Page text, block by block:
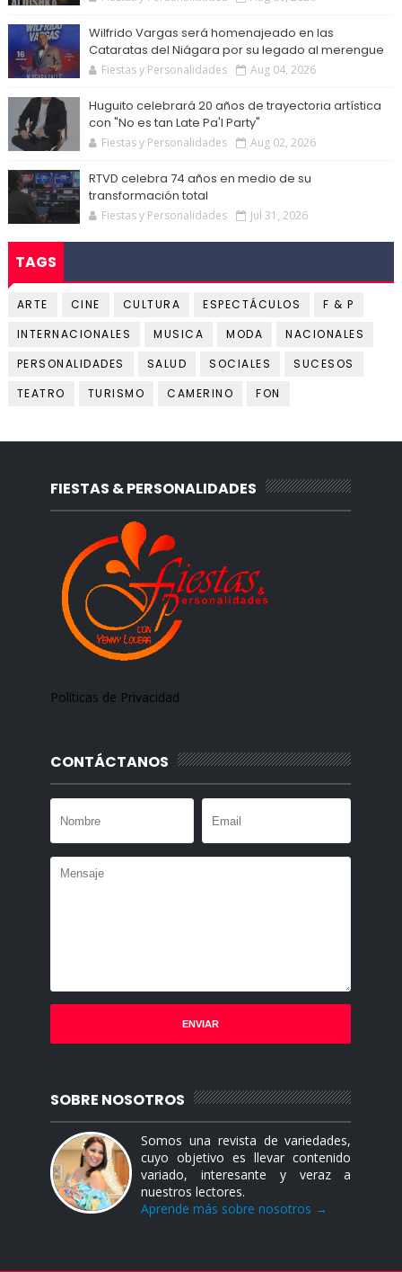
Wilfrido Vargas será homenajeado en las
Cataratas del Niágara por su legado al merengue
Fiestas y Personalidades Aug 04, 2026
Huguito celebrará 20 años de trayectoria artística
con "No es tan Late Pa'l Party"
Fiestas y Personalidades Aug 02, 2026
RTVD celebra 74 años en medio de su
transformación total
Fiestas y Personalidades Jul 31, 2026
TAGS
ARTE CINE CULTURA ESPECTÁCULOS
F & P
INTERNACIONALES
MUSICA MODA
NACIONALES
PERSONALIDADES
SALUD SOCIALES
SUCESOS
TEATRO
TURISMO CAMERINO FON
FIESTAS & PERSONALIDADES
Políticas de Privacidad
CONTÁCTANOS
SOBRE NOSOTROS
Somos una revista de variedades,
cuyo objetivo es llevar contenido
variado, interesante y veraz a
nuestros lectores.
Aprende más sobre nosotros →